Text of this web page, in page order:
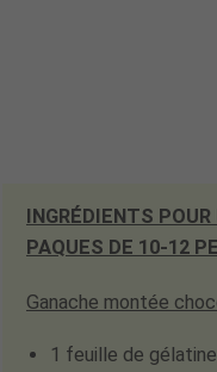
INGRÉDIENTS
PAQUES DE 10-12
Ganache montée
1 feuille de